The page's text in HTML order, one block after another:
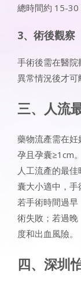
總時間約 15-30
3、術後觀察​
手術後需在醫
異常情況後才可
三、人流
藥物流產需在
孕且孕囊≥1cm。​
人工流產的最
囊大小適中，手
若手術時間過
術失敗；若過
度和出血風險。​
四、深圳